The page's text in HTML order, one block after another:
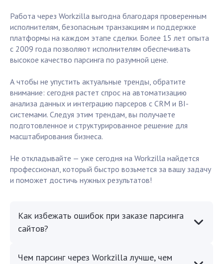
Работа через Workzilla выгодна благодаря проверенным
исполнителям, безопасным транзакциям и поддержке
платформы на каждом этапе сделки. Более 15 лет опыта
с 2009 года позволяют исполнителям обеспечивать
высокое качество парсинга по разумной цене.
А чтобы не упустить актуальные тренды, обратите
внимание: сегодня растет спрос на автоматизацию
анализа данных и интеграцию парсеров с CRM и BI-
системами. Следуя этим трендам, вы получаете
подготовленное и структурированное решение для
масштабирования бизнеса.
Не откладывайте — уже сегодня на Workzilla найдется
профессионал, который быстро возьмется за вашу задачу
и поможет достичь нужных результатов!
Как избежать ошибок при заказе парсинга
сайтов?
Чем парсинг через Workzilla лучше, чем